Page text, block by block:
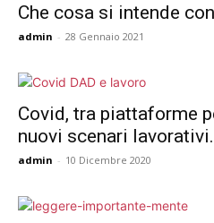
Che cosa si intende
admin - 28 Gennaio 2021
Covid, tra piattaforme
nuovi scenari lavorativi.
admin - 10 Dicembre 2020